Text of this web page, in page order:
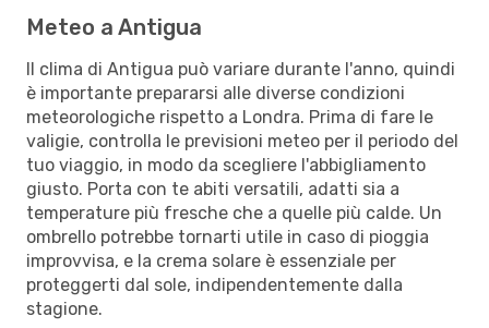
Meteo a Antigua
Il clima di Antigua può variare durante l'anno, quindi
è importante prepararsi alle diverse condizioni
meteorologiche rispetto a Londra. Prima di fare le
valigie, controlla le previsioni meteo per il periodo del
tuo viaggio, in modo da scegliere l'abbigliamento
giusto. Porta con te abiti versatili, adatti sia a
temperature più fresche che a quelle più calde. Un
ombrello potrebbe tornarti utile in caso di pioggia
improvvisa, e la crema solare è essenziale per
proteggerti dal sole, indipendentemente dalla
stagione.